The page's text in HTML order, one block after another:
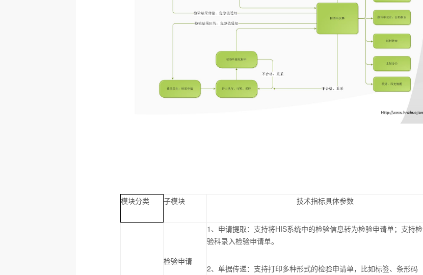
模块分类 子模块 技术指标具体参数
检验申请
1 、申请提取：支持将HIS系统中的检验信息转为检验申请单；支持检
验科录入检验申请单。
2、单据传递：支持打印多种形式的检验申请单，比如标签、条形码